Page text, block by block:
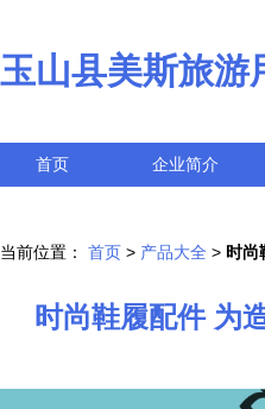
玉山县美斯旅游
首页 企业简介
当前位置： 首页 > 产品大全 > 时尚
时尚鞋履配件 为